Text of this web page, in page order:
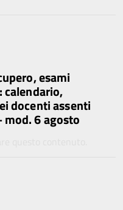
esami
calendario,
docenti assenti
6 agosto